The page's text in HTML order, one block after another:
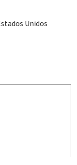
Unidos